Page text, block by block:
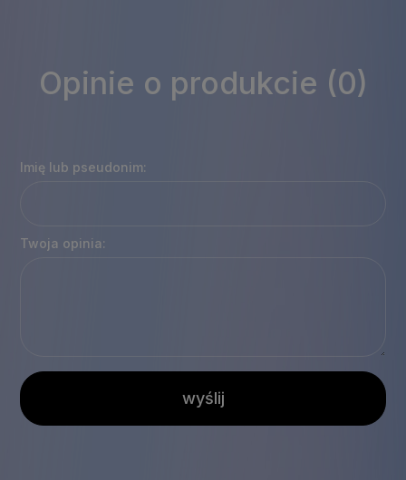
Opinie o produkcie (0)
Imię lub pseudonim:
Twoja opinia:
wyślij